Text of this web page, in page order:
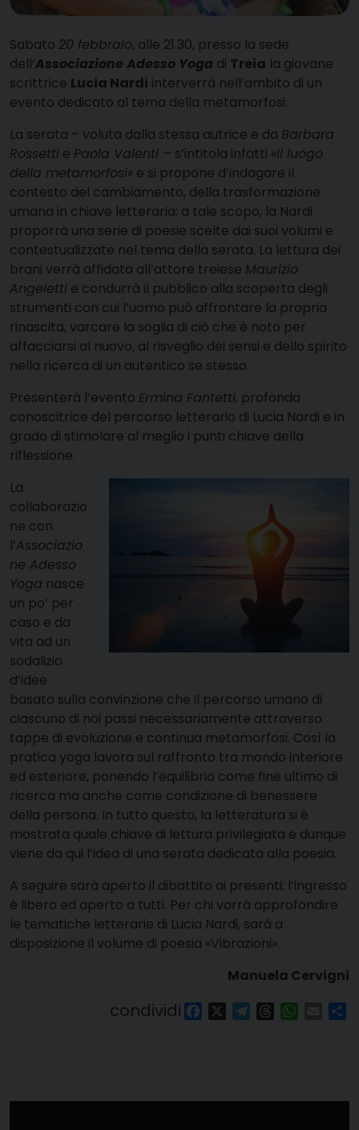
Sabato 20 febbraio, alle 21.30, presso la sede
dell’Associazione Adesso Yoga di Treia la giovane
scrittrice Lucia Nardi interverrà nell’ambito di un
evento dedicato al tema della metamorfosi.
La serata – voluta dalla stessa autrice e da Barbara
Rossetti e Paola Valenti – s’intitola infatti «Il luogo
della metamorfosi» e si propone d’indagare il
contesto del cambiamento, della trasformazione
umana in chiave letteraria: a tale scopo, la Nardi
proporrà una serie di poesie scelte dai suoi volumi e
contestualizzate nel tema della serata. La lettura dei
brani verrà affidata all’attore treiese Maurizio
Angeletti e condurrà il pubblico alla scoperta degli
strumenti con cui l’uomo può affrontare la propria
rinascita, varcare la soglia di ciò che è noto per
affacciarsi al nuovo, al risveglio dei sensi e dello spirito
nella ricerca di un autentico se stesso.
Presenterà l’evento Ermina Fantetti, profonda
conoscitrice del percorso letterario di Lucia Nardi e in
grado di stimolare al meglio i punti chiave della
riflessione.
La
collaborazio
ne con
l’Associazio
ne Adesso
Yoga nasce
un po’ per
caso e da
vita ad un
sodalizio
d’idee
basato sulla convinzione che il percorso umano di
ciascuno di noi passi necessariamente attraverso
tappe di evoluzione e continua metamorfosi. Così la
pratica yoga lavora sul raffronto tra mondo interiore
ed esteriore, ponendo l’equilibrio come fine ultimo di
ricerca ma anche come condizione di benessere
della persona. In tutto questo, la letteratura si è
mostrata quale chiave di lettura privilegiata e dunque
viene da qui l’idea di una serata dedicata alla poesia.
A seguire sarà aperto il dibattito ai presenti: l’ingresso
è libero ed aperto a tutti. Per chi vorrà approfondire
le tematiche letterarie di Lucia Nardi, sarà a
disposizione il volume di poesia «Vibrazioni».
Manuela Cervigni
condividi FacebookTelegram
Threads Email